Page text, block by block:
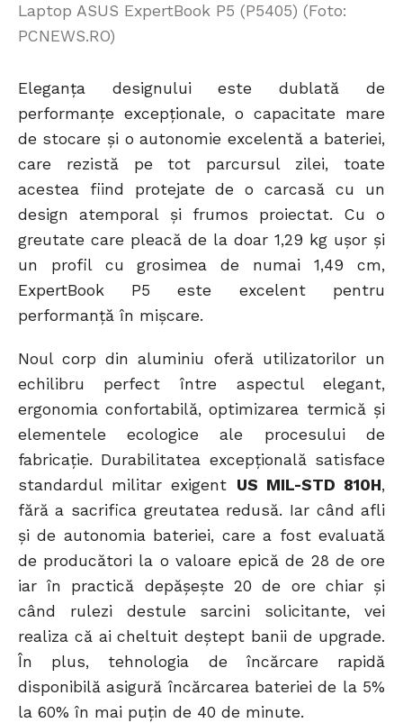
Laptop ASUS ExpertBook P5 (P5405) (Foto:
PCNEWS.RO)
Eleganța designului este dublată de
performanțe excepționale, o capacitate mare
de stocare și o autonomie excelentă a bateriei,
care rezistă pe tot parcursul zilei, toate
acestea fiind protejate de o carcasă cu un
design atemporal și frumos proiectat. Cu o
greutate care pleacă de la doar 1,29 kg ușor și
un profil cu grosimea de numai 1,49 cm,
ExpertBook P5 este excelent pentru
performanță în mișcare.
Noul corp din aluminiu oferă utilizatorilor un
echilibru perfect între aspectul elegant,
ergonomia confortabilă, optimizarea termică și
elementele ecologice ale procesului de
fabricație. Durabilitatea excepțională satisface
standardul militar exigent US MIL-STD 810H,
fără a sacrifica greutatea redusă. Iar când afli
și de autonomia bateriei, care a fost evaluată
de producători la o valoare epică de 28 de ore
iar în practică depășește 20 de ore chiar și
când rulezi destule sarcini solicitante, vei
realiza că ai cheltuit deștept banii de upgrade.
În plus, tehnologia de încărcare rapidă
disponibilă asigură încărcarea bateriei de la 5%
la 60% în mai puțin de 40 de minute.